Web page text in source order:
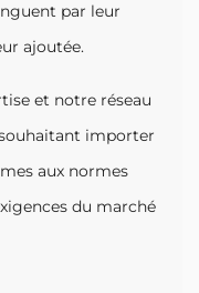
par leur
ajoutée.
et notre réseau
importer
aux normes
du marché